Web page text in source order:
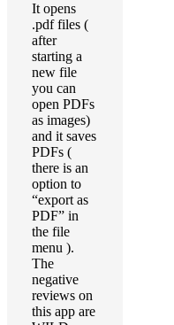
It opens
.pdf files (
after
starting a
new file
you can
open PDFs
as images)
and it saves
PDFs (
there is an
option to
“export as
PDF” in
the file
menu ).
The
negative
reviews on
this app are